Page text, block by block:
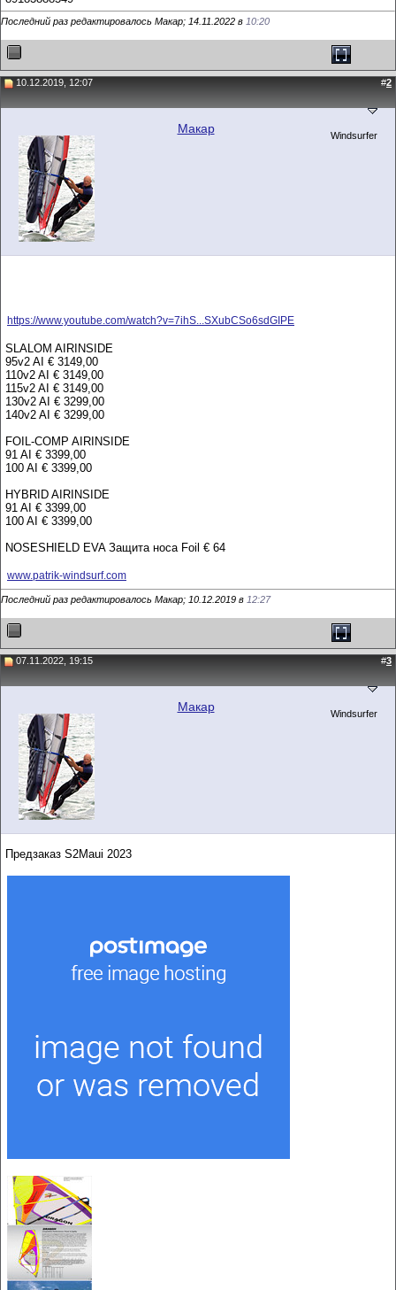
Последний раз редактировалось Макар; 14.11.2022 в 10:20
10.12.2019, 12:07 #2
Макар Windsurfer
https://www.youtube.com/watch?v=7ihS...SXubCSo6sdGIPE
SLALOM AIRINSIDE
95v2 AI € 3149,00
110v2 AI € 3149,00
115v2 AI € 3149,00
130v2 AI € 3299,00
140v2 AI € 3299,00
FOIL-COMP AIRINSIDE
91 AI € 3399,00
100 AI € 3399,00
HYBRID AIRINSIDE
91 AI € 3399,00
100 AI € 3399,00
NOSESHIELD EVA Защита носа Foil € 64
www.patrik-windsurf.com
Последний раз редактировалось Макар; 10.12.2019 в 12:27
07.11.2022, 19:15 #3
Макар Windsurfer
Предзаказ S2Maui 2023